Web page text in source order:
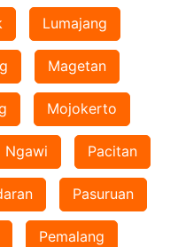
Lumajang
Magetan
Mojokerto
Ngawi Pacitan
Pasuruan
Pemalang